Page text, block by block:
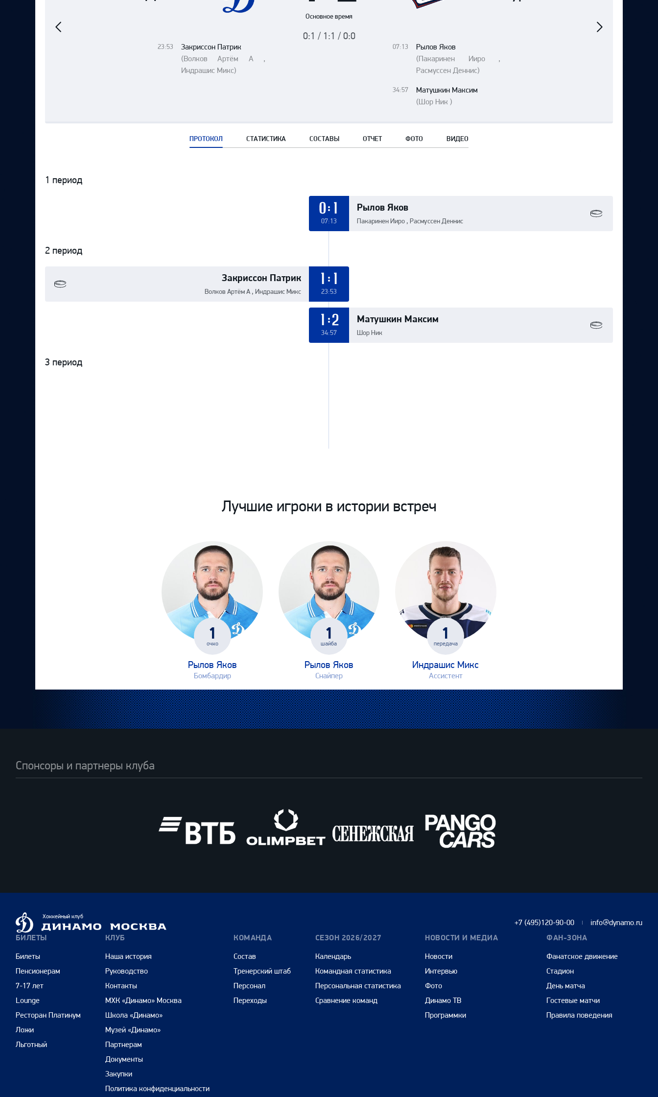
Шанхайские Драконы
Амур
Основное время
0:1 / 1:1 / 0:0
23:53
Закриссон Патрик
(Волков Артём А ,
Индрашис Микс)
07:13
Рылов Яков
(Пакаринен Ииро ,
Расмуссен Деннис)
34:57
Матушкин Максим
(Шор Ник )
матч
матч
ПРОТОКОЛ СТАТИСТИКА СОСТАВЫ ОТЧЕТ ФОТО ВИДЕО
Протокол
1 период
Рылов Яков
Пакаринен Ииро , Расмуссен Деннис
0:1
07:13
2 период
Закриссон Патрик
Волков Артём А , Индрашис Микс
1:1
23:53
Матушкин Максим
Шор Ник
1:2
34:57
3 период
Лучшие игроки в истории встреч
1
очко
Рылов Яков
Бомбардир
1
шайба
Рылов Яков
Снайпер
1
передача
Индрашис Микс
Ассистент
Спонсоры и партнеры клуба
Динамо
Москва
Хоккейный клуб
+7 (495)120-90-00 info@dynamo.ru
БИЛЕТЫ
Билеты
Пенсионерам
7-17 лет
Lounge
Ресторан Платинум
Ложи
Льготный
КЛУБ
Наша история
Руководство
Контакты
МХК «Динамо» Москва
Школа «Динамо»
Музей «Динамо»
Партнерам
Документы
Закупки
Политика конфиденциальности
КОМАНДА
Состав
Тренерский штаб
Персонал
Переходы
СЕЗОН 2026/2027
Календарь
Командная статистика
Персональная статистика
Сравнение команд
НОВОСТИ И МЕДИА
Новости
Интервью
Фото
Динамо ТВ
Программки
ФАН-ЗОНА
Фанатское движение
Стадион
День матча
Гостевые матчи
Правила поведения